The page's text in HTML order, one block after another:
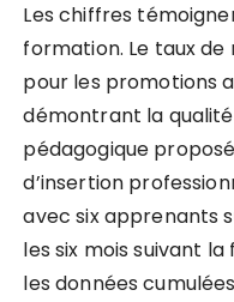
Les chiffres
formation. Le taux
pour les promotions
démontrant la
pédagogique
d’insertion
avec six apprenants
les six mois suivant
les données